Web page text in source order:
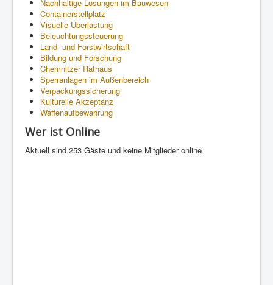
Nachhaltige Lösungen im Bauwesen
Containerstellplatz
Visuelle Überlastung
Beleuchtungssteuerung
Land- und Forstwirtschaft
Bildung und Forschung
Chemnitzer Rathaus
Sperranlagen im Außenbereich
Verpackungssicherung
Kulturelle Akzeptanz
Waffenaufbewahrung
Wer ist Online
Aktuell sind 253 Gäste und keine Mitglieder online